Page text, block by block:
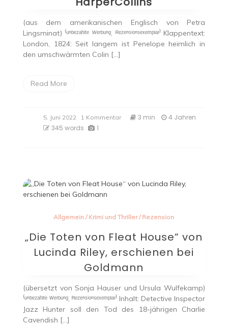
(aus dem amerikanischen Englisch von Petra
Lingsminat) ⁽ᵘⁿᵇᵉᶻᵃʰˡᵗᵉ ᵂᵉʳᵇᵘⁿᵍ, ᴿᵉᶻᵉⁿˢⁱᵒⁿˢᵉˣᵉᵐᵖˡᵃʳ⁾ Klappentext:
London, 1824: Seit langem ist Penelope heimlich in
den umschwärmten Colin […]
Read More
5. Juni 2022 1 Kommentarzu
Julia
HarperCollins
3 min
4 Jahren
345 words
1
Allgemein / Krimi und Thriller/ Rezension
„Die Toten von Fleat House“ von
Lucinda Riley, erschienen bei
Goldmann
(übersetzt von Sonja Hauser und Ursula Wulfekamp)
⁽ᵘⁿᵇᵉᶻᵃʰˡᵗᵉ ᵂᵉʳᵇᵘⁿᵍ, ᴿᵉᶻᵉⁿˢⁱᵒⁿˢᵉˣᵉᵐᵖˡᵃʳ⁾ Inhalt: Detective Inspector
Jazz Hunter soll den Tod des 18-jährigen Charlie
Cavendish […]